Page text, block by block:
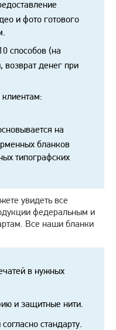
и фото готового
способов (на
возврат денег при
на
бланков
типографских
увидеть все
федеральным и
Все наши бланки
в нужных
и защитные нити.
стандарту.